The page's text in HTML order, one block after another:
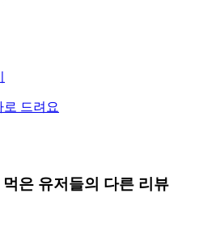
로 드려요
먹은 유저들의 다른 리뷰